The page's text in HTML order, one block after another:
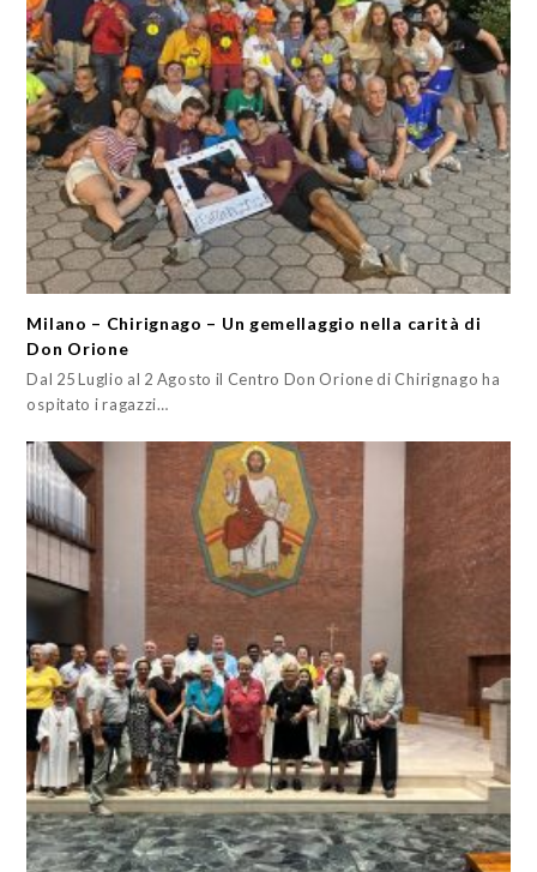
Milano – Chirignago – Un gemellaggio nella carità di
Don Orione
Dal 25 Luglio al 2 Agosto il Centro Don Orione di Chirignago ha
ospitato i ragazzi…